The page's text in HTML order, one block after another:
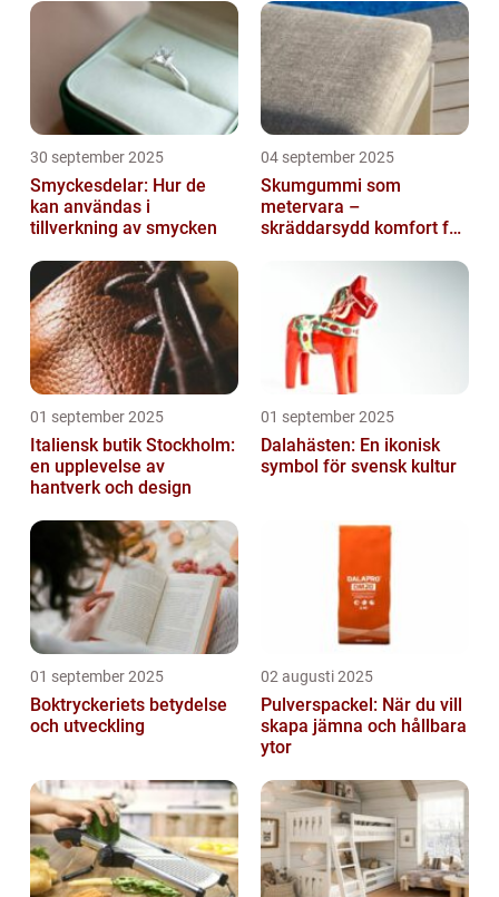
30 september 2025
Smyckesdelar: Hur de
kan användas i
tillverkning av smycken
04 september 2025
Skumgummi som
metervara –
skräddarsydd komfort för
01 september 2025
Italiensk butik Stockholm:
en upplevelse av
hantverk och design
01 september 2025
Dalahästen: En ikonisk
symbol för svensk kultur
01 september 2025
Boktryckeriets betydelse
och utveckling
02 augusti 2025
Pulverspackel: När du vill
skapa jämna och hållbara
ytor